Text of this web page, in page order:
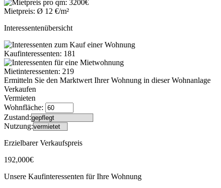
Mietpreis: Ø 12 €/m²
Interessentenübersicht
Kaufinteressenten: 181
Mietinteressenten: 219
Ermitteln Sie den Marktwert Ihrer Wohnung in dieser Wohnanlage
Verkaufen
Vermieten
Wohnfläche:
Zustand:
Nutzung:
Erzielbarer Verkaufspreis
192,000€
Unsere Kaufinteressenten für Ihre Wohnung